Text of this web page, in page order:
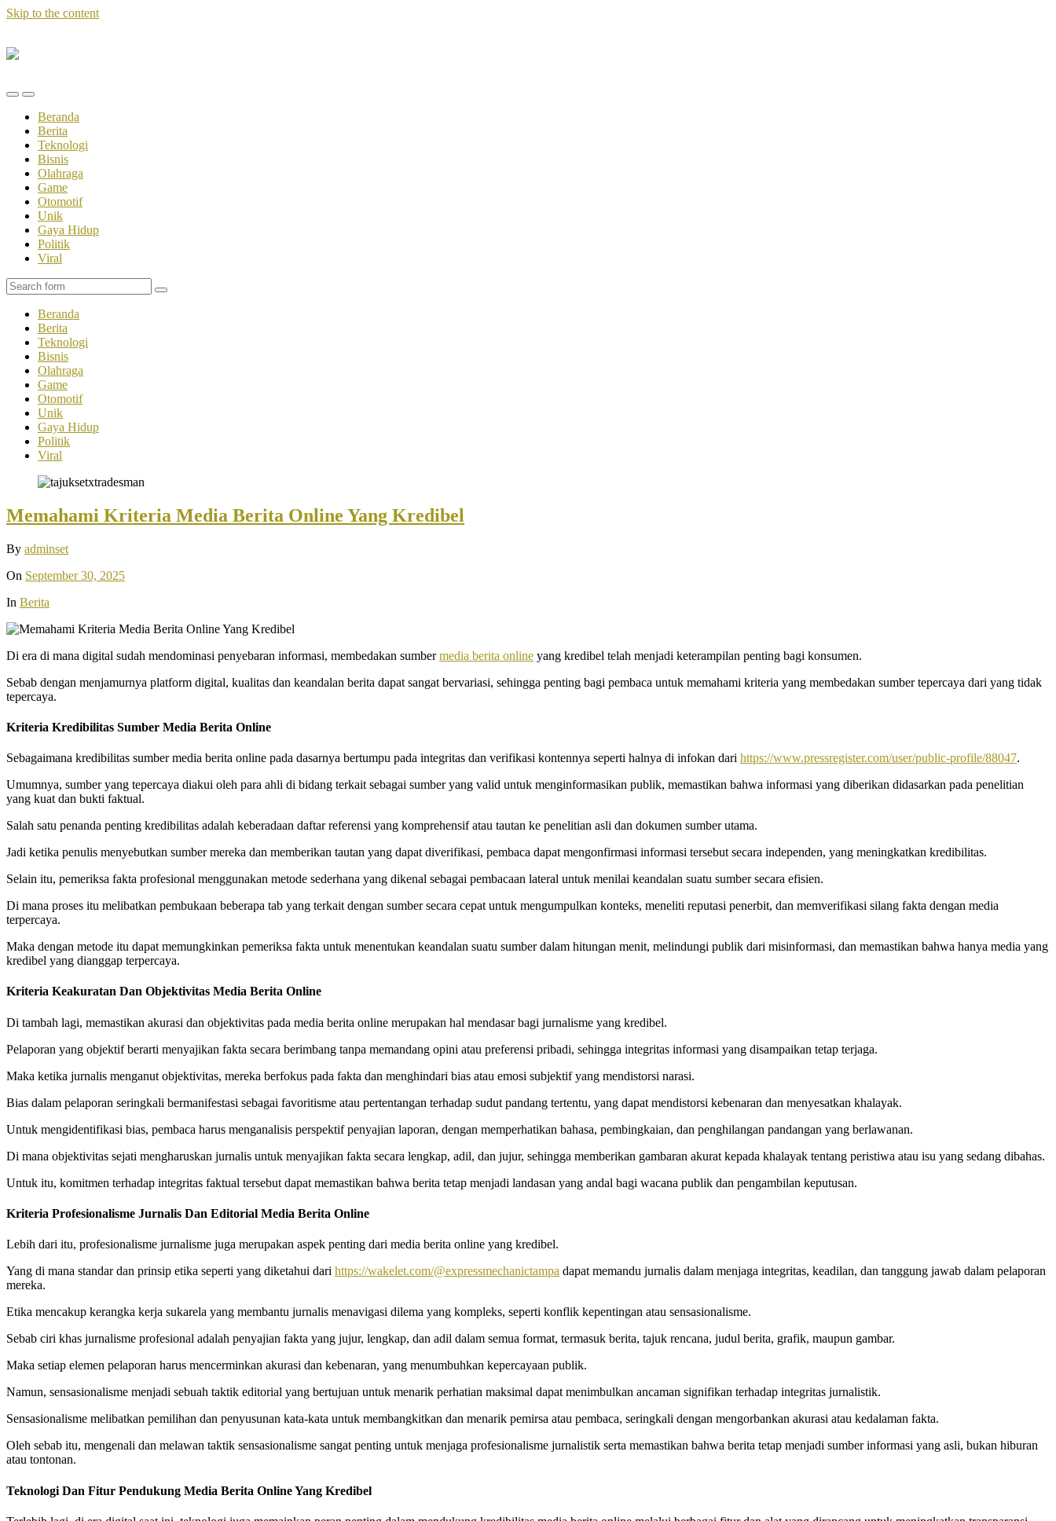
Skip to the content
Setxtradesman
Toggle
mobile
menu
Toggle
the
search
field
Beranda
Berita
Teknologi
Bisnis
Olahraga
Game
Otomotif
Unik
Gaya Hidup
Politik
Viral
Search
Beranda
Berita
Teknologi
Bisnis
Olahraga
Game
Otomotif
Unik
Gaya Hidup
Politik
Viral
Memahami Kriteria Media Berita Online Yang Kredibel
By adminset
On September 30, 2025
In Berita
Di era di mana digital sudah mendominasi penyebaran informasi, membedakan sumbermedia berita online yang kredibel telah menjadi keterampilan penting bagi konsumen.
Sebab dengan menjamurnya platform digital, kualitas dan keandalan berita dapat sangat bervariasi, sehingga penting bagi pembaca untuk memahami kriteria yang membedakan sumber tepercaya dari yang tidak
tepercaya.
Kriteria Kredibilitas Sumber Media Berita Online
Sebagaimana kredibilitas sumber media berita online pada dasarnya bertumpu pada integritas dan verifikasi kontennya seperti halnya di infokan dari https://www.pressregister.com/user/public-profile/88047.
Umumnya, sumber yang tepercaya diakui oleh para ahli di bidang terkait sebagai sumber yang valid untuk menginformasikan publik, memastikan bahwa informasi yang diberikan didasarkan pada penelitian
yang kuat dan bukti faktual.
Salah satu penanda penting kredibilitas adalah keberadaan daftar referensi yang komprehensif atau tautan ke penelitian asli dan dokumen sumber utama.
Jadi ketika penulis menyebutkan sumber mereka dan memberikan tautan yang dapat diverifikasi, pembaca dapat mengonfirmasi informasi tersebut secara independen, yang meningkatkan kredibilitas.
Selain itu, pemeriksa fakta profesional menggunakan metode sederhana yang dikenal sebagai pembacaan lateral untuk menilai keandalan suatu sumber secara efisien.
Di mana proses itu melibatkan pembukaan beberapa tab yang terkait dengan sumber secara cepat untuk mengumpulkan konteks, meneliti reputasi penerbit, dan memverifikasi silang fakta dengan media
terpercaya.
Maka dengan metode itu dapat memungkinkan pemeriksa fakta untuk menentukan keandalan suatu sumber dalam hitungan menit, melindungi publik dari misinformasi, dan memastikan bahwa hanya media yang
kredibel yang dianggap terpercaya.
Kriteria Keakuratan Dan Objektivitas Media Berita Online
Di tambah lagi, memastikan akurasi dan objektivitas pada media berita online merupakan hal mendasar bagi jurnalisme yang kredibel.
Pelaporan yang objektif berarti menyajikan fakta secara berimbang tanpa memandang opini atau preferensi pribadi, sehingga integritas informasi yang disampaikan tetap terjaga.
Maka ketika jurnalis menganut objektivitas, mereka berfokus pada fakta dan menghindari bias atau emosi subjektif yang mendistorsi narasi.
Bias dalam pelaporan seringkali bermanifestasi sebagai favoritisme atau pertentangan terhadap sudut pandang tertentu, yang dapat mendistorsi kebenaran dan menyesatkan khalayak.
Untuk mengidentifikasi bias, pembaca harus menganalisis perspektif penyajian laporan, dengan memperhatikan bahasa, pembingkaian, dan penghilangan pandangan yang berlawanan.
Di mana objektivitas sejati mengharuskan jurnalis untuk menyajikan fakta secara lengkap, adil, dan jujur, sehingga memberikan gambaran akurat kepada khalayak tentang peristiwa atau isu yang sedang dibahas.
Untuk itu, komitmen terhadap integritas faktual tersebut dapat memastikan bahwa berita tetap menjadi landasan yang andal bagi wacana publik dan pengambilan keputusan.
Kriteria Profesionalisme Jurnalis Dan Editorial Media Berita Online
Lebih dari itu, profesionalisme jurnalisme juga merupakan aspek penting dari media berita online yang kredibel.
Yang di mana standar dan prinsip etika seperti yang diketahui dari https://wakelet.com/@expressmechanictampa dapat memandu jurnalis dalam menjaga integritas, keadilan, dan tanggung jawab dalam pelaporan
mereka.
Etika mencakup kerangka kerja sukarela yang membantu jurnalis menavigasi dilema yang kompleks, seperti konflik kepentingan atau sensasionalisme.
Sebab ciri khas jurnalisme profesional adalah penyajian fakta yang jujur, lengkap, dan adil dalam semua format, termasuk berita, tajuk rencana, judul berita, grafik, maupun gambar.
Maka setiap elemen pelaporan harus mencerminkan akurasi dan kebenaran, yang menumbuhkan kepercayaan publik.
Namun, sensasionalisme menjadi sebuah taktik editorial yang bertujuan untuk menarik perhatian maksimal dapat menimbulkan ancaman signifikan terhadap integritas jurnalistik.
Sensasionalisme melibatkan pemilihan dan penyusunan kata-kata untuk membangkitkan dan menarik pemirsa atau pembaca, seringkali dengan mengorbankan akurasi atau kedalaman fakta.
Oleh sebab itu, mengenali dan melawan taktik sensasionalisme sangat penting untuk menjaga profesionalisme jurnalistik serta memastikan bahwa berita tetap menjadi sumber informasi yang asli, bukan hiburan
atau tontonan.
Teknologi Dan Fitur Pendukung Media Berita Online Yang Kredibel